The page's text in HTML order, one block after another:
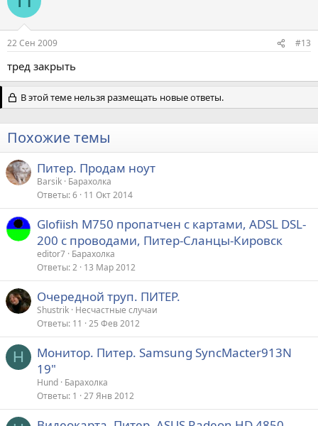
22 Сен 2009 #13
тред закрыть
В этой теме нельзя размещать новые ответы.
Похожие темы
Питер. Продам ноут
Barsik Барахолка
Ответы 6 11 Окт 2014
Glofiish М750 пропатчен с картами, ADSL DSL-
200 с проводами, Питер-Сланцы-Кировск
editor7 Барахолка
Ответы 2 13 Мар 2012
Очередной труп. ПИТЕР.
Shustrik Несчастные случаи
Ответы 11 25 Фев 2012
H
Монитор. Питер. Samsung SyncMacter913N
19"
Hund Барахолка
Ответы 1 27 Янв 2012